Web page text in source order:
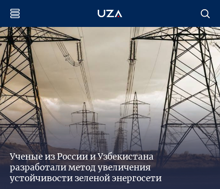
Ученые из России и Узбекистана
разработали метод увеличения
устойчивости зеленой энергосети